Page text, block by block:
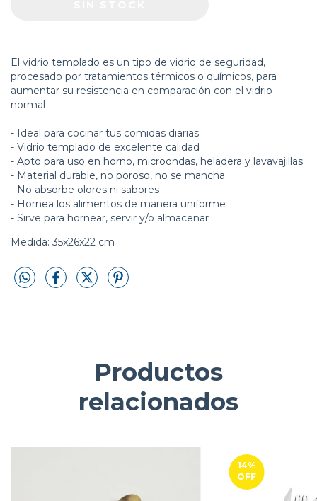
El vidrio templado es un tipo de vidrio de seguridad,
procesado por tratamientos térmicos o químicos, para
aumentar su resistencia en comparación con el vidrio
normal
- Ideal para cocinar tus comidas diarias
- Vidrio templado de excelente calidad
- Apto para uso en horno, microondas, heladera y lavavajillas
- Material durable, no poroso, no se mancha
- No absorbe olores ni sabores
- Hornea los alimentos de manera uniforme
- Sirve para hornear, servir y/o almacenar
Medida: 35x26x22 cm
Productos
relacionados
14%
OFF